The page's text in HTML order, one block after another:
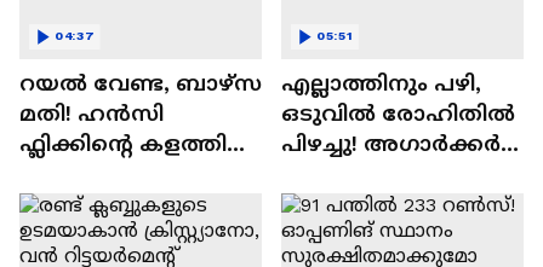
റയല്‍ വേണ്ട, ബാഴ്‌സ
മതി! ഹൻസി
ഫ്ലിക്കിന്റെ കളത്തില്‍
Rodri | Barcelona
04:37
എല്ലാത്തിനും പഴി,
ഒടുവില്‍ രോഹിതില്‍
പിഴച്ചു! അഗാര്‍ക്കർ
വിപ്ലവകാരിയോ? |
Ajit Agarkar
05:51